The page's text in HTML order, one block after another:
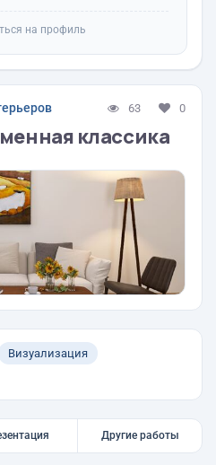
на профиль
63 0
классика
Визуализация
Другие работы